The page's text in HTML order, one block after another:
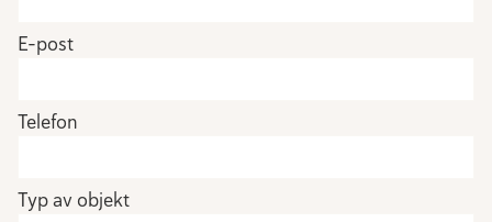
E-post
Telefon
Typ av objekt